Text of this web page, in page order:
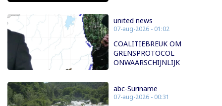
united news
07-aug-2026 - 01:02
COALITIEBREUK OM
GRENSPROTOCOL
ONWAARSCHIJNLIJK
abc-Suriname
07-aug-2026 - 00:31